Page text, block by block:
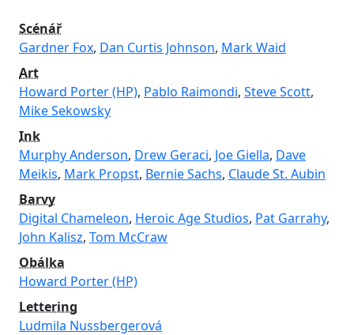
Scénář
Gardner Fox, Dan Curtis Johnson, Mark Waid
Art
Howard Porter (HP), Pablo Raimondi, Steve Scott,
Mike Sekowsky
Ink
Murphy Anderson, Drew Geraci, Joe Giella, Dave
Meikis, Mark Propst, Bernie Sachs, Claude St. Aubin
Barvy
Digital Chameleon, Heroic Age Studios, Pat Garrahy,
John Kalisz, Tom McCraw
Obálka
Howard Porter (HP)
Lettering
Ludmila Nussbergerová